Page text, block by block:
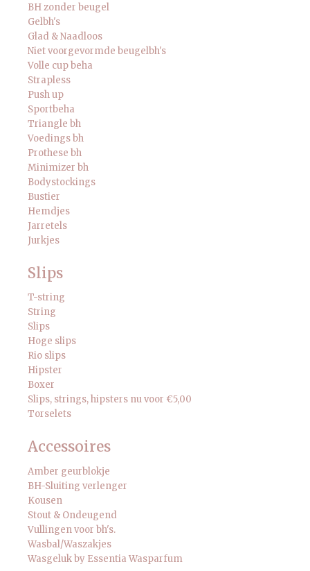
BH zonder beugel
Gelbh's
Glad & Naadloos
Niet voorgevormde beugelbh's
Volle cup beha
Strapless
Push up
Sportbeha
Triangle bh
Voedings bh
Prothese bh
Minimizer bh
Bodystockings
Bustier
Hemdjes
Jarretels
Jurkjes
Slips
T-string
String
Slips
Hoge slips
Rio slips
Hipster
Boxer
Slips, strings, hipsters nu voor €5,00
Torselets
Accessoires
Amber geurblokje
BH-Sluiting verlenger
Kousen
Stout & Ondeugend
Vullingen voor bh's.
Wasbal/Waszakjes
Wasgeluk by Essentia Wasparfum